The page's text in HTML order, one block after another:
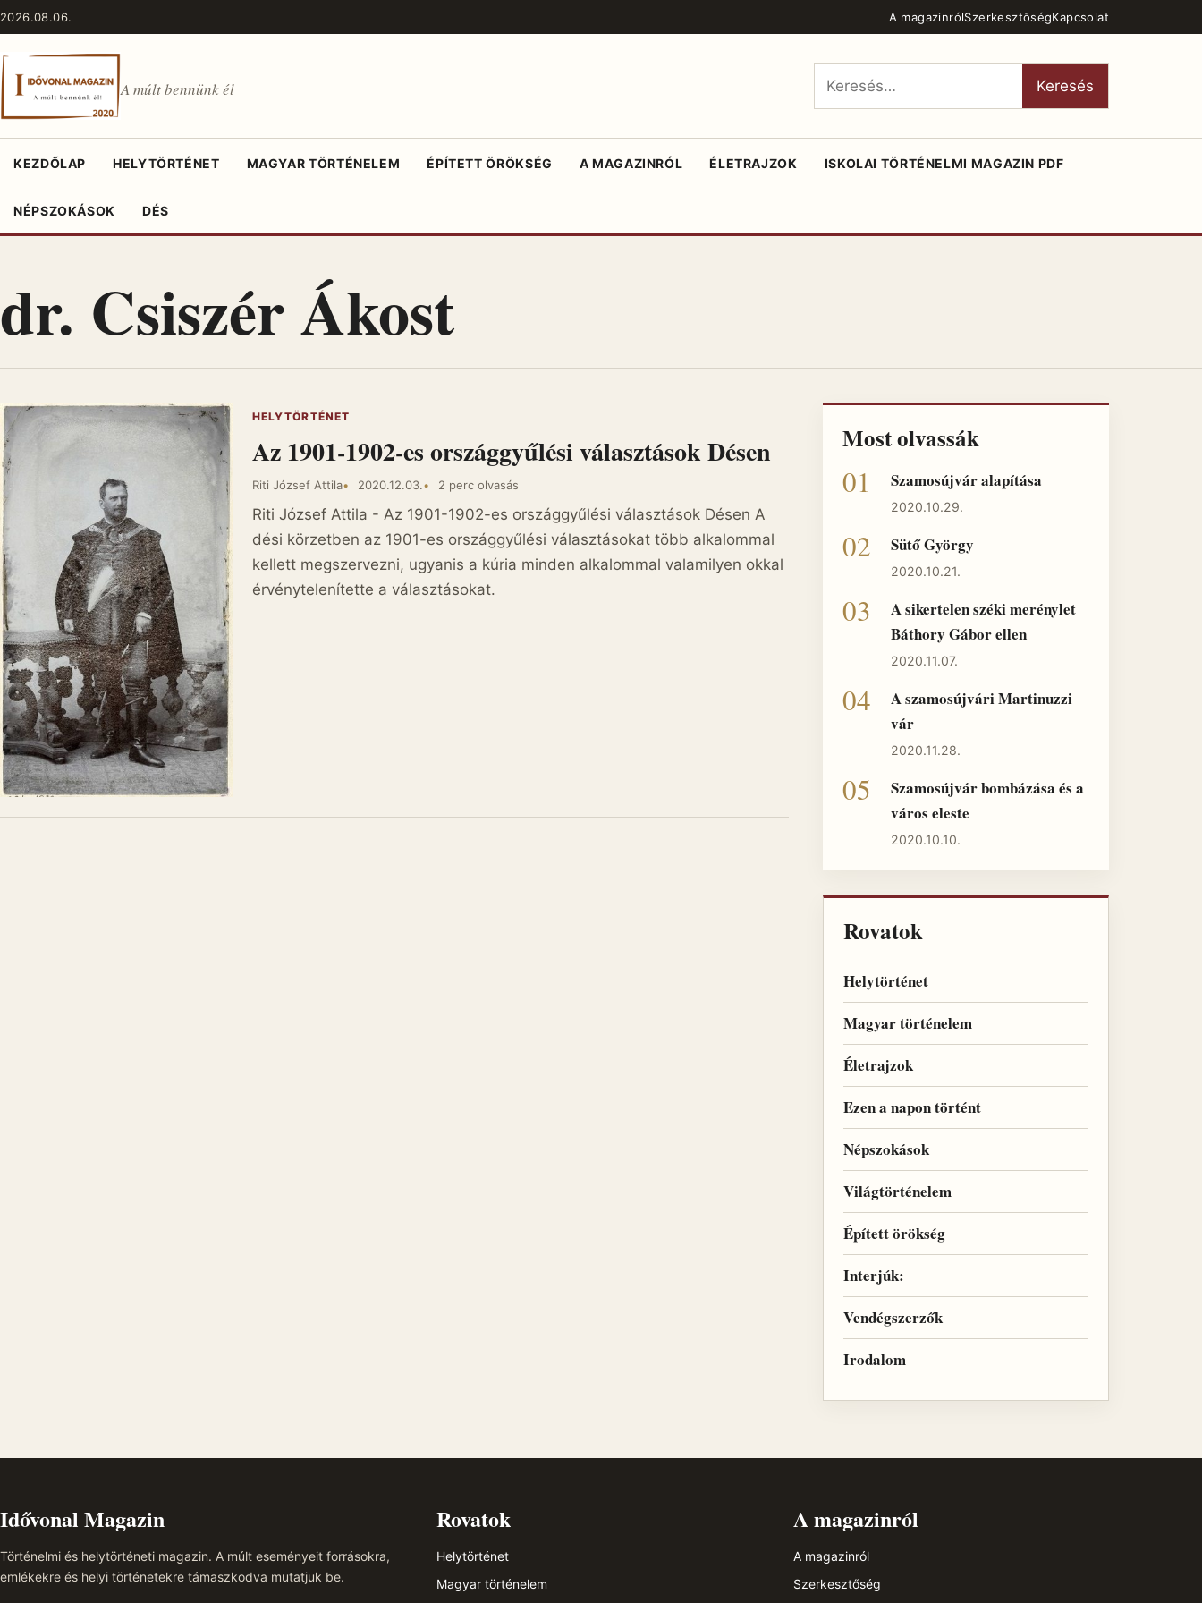
Ugrás a tartalomhoz
2026.08.06. A magazinrólSzerkesztőségKapcsolat
A múlt bennünk él
Keresés:
Keresés
KEZDŐLAP HELYTÖRTÉNET MAGYAR TÖRTÉNELEM ÉPÍTETT ÖRÖKSÉG A MAGAZINRÓL ÉLETRAJZOK ISKOLAI TÖRTÉNELMI MAGAZIN PDF
NÉPSZOKÁSOK DÉS
dr. Csiszér Ákost
HELYTÖRTÉNET
Az 1901-1902-es országgyűlési választások Désen
Riti József Attila 2020.12.03. 2 perc olvasás
Riti József Attila - Az 1901-1902-es országgyűlési választások Désen A
dési körzetben az 1901-es országgyűlési választásokat több alkalommal
kellett megszervezni, ugyanis a kúria minden alkalommal valamilyen okkal
érvénytelenítette a választásokat.
Most olvassák
Szamosújvár alapítása
2020.10.29.
Sütő György
2020.10.21.
A sikertelen széki merénylet
Báthory Gábor ellen
2020.11.07.
A szamosújvári Martinuzzi
vár
2020.11.28.
Szamosújvár bombázása és a
város eleste
2020.10.10.
Rovatok
Helytörténet
Magyar történelem
Életrajzok
Ezen a napon történt
Népszokások
Világtörténelem
Épített örökség
Interjúk:
Vendégszerzők
Irodalom
Idővonal Magazin
Történelmi és helytörténeti magazin. A múlt eseményeit forrásokra,
emlékekre és helyi történetekre támaszkodva mutatjuk be.
Rovatok
Helytörténet
Magyar történelem
A magazinról
A magazinról
Szerkesztőség